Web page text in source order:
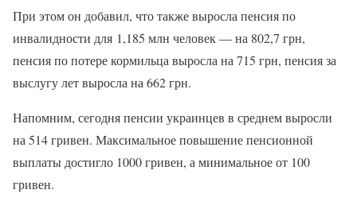
При этом он добавил, что также выросла пенсия по
инвалидности для 1,185 млн человек — на 802,7 грн,
пенсия по потере кормильца выросла на 715 грн, пенсия за
выслугу лет выросла на 662 грн.
Напомним, сегодня пенсии украинцев в среднем выросли
на 514 гривен. Максимальное повышение пенсионной
выплаты достигло 1000 гривен, а минимальное от 100
гривен.